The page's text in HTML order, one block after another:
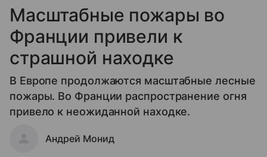
Масштабные пожары во
Франции привели к
страшной находке
В Европе продолжаются масштабные лесные
пожары. Во Франции распространение огня
привело к неожиданной находке.
Андрей Монид